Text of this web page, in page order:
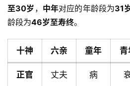
至30岁 ， 中年对应的年龄段为31
龄段为46岁至寿终。
十神 六亲 童年 青
正官 丈夫 病